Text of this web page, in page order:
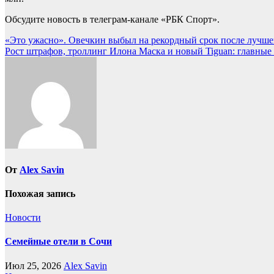
Обсудите новость в телеграм-канале «РБК Спорт».
Навигация
по
«Это ужасно». Овечкин выбыл на рекордный срок после
Рост штрафов, троллинг Илона Маска и новый Tiguan:
От Alex Savin
Похожая запись
Новости
Семейные отели в Сочи
Июл 25, 2026 Alex Savin